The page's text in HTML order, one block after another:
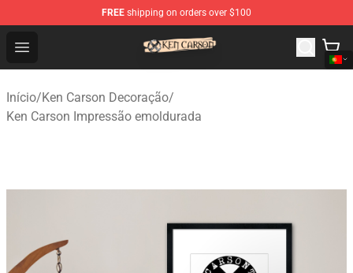
FREE shipping on orders over $100
Open menu
Ken Carson Shop - Official Ken Carson Merchandise
Início/Ken Carson Decoração/
Ken Carson Impressão emoldurada